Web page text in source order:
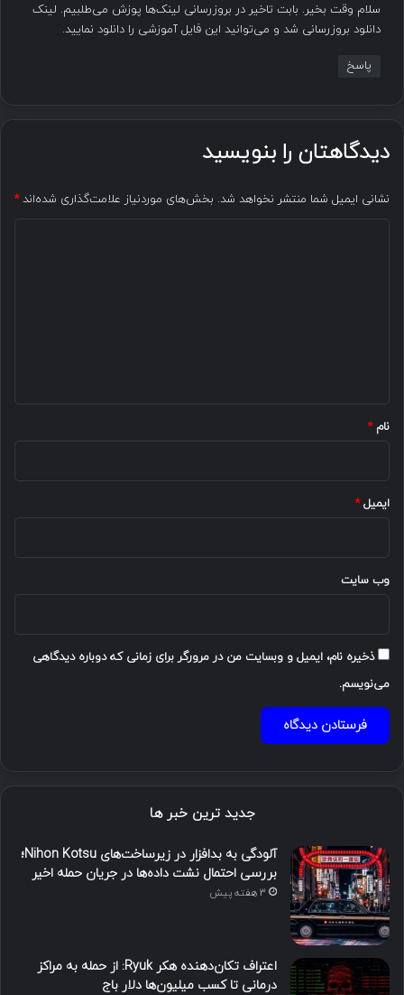
:
سلام وقت بخیر. بابت تاخیر در بروزرسانی لینک‌ها پوزش می‌طلبیم. لینک
دانلود بروزرسانی شد و می‌توانید این فایل آموزشی را دانلود نمایید.
پاسخ
دیدگاهتان را بنویسید
نشانی ایمیل شما منتشر نخواهد شد. بخش‌های موردنیاز علامت‌گذاری شده‌اند*
نام*
ایمیل*
وب‌ سایت
ذخیره نام، ایمیل و وبسایت من در مرورگر برای زمانی که دوباره دیدگاهی
می‌نویسم.
جدید ترین خبر ها
آلودگی به بدافزار در زیرساخت‌های Nihon Kotsu؛
بررسی احتمال نشت داده‌ها در جریان حمله اخیر
3 هفته پیش
اعتراف تکان‌دهنده هکر Ryuk: از حمله به مراکز
درمانی تا کسب میلیون‌ها دلار باج